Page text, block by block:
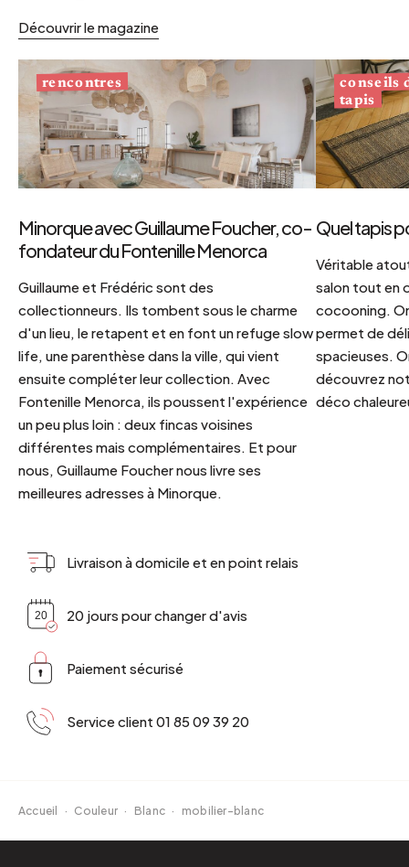
Découvrir le magazine
rencontres
Minorque avec Guillaume Foucher, co-
fondateur du Fontenille Menorca
Guillaume et Frédéric sont des
collectionneurs. Ils tombent sous le charme
d'un lieu, le retapent et en font un refuge slow
life, une parenthèse dans la ville, qui vient
ensuite compléter leur collection. Avec
Fontenille Menorca, ils poussent l'expérience
un peu plus loin : deux fincas voisines
différentes mais complémentaires. Et pour
nous, Guillaume Foucher nous livre ses
meilleures adresses à Minorque.
conseils
tapis
Quel tapis
Véritable
salon tout en
cocooning.
permet de
spacieuses.
découvrez
déco
Livraison à domicile et en point relais
20 jours pour changer d'avis
Paiement sécurisé
Service client 01 85 09 39 20
Accueil · Couleur · Blanc · mobilier-blanc